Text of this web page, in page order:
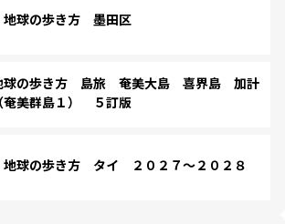
球の歩き方 墨田区
球の歩き方 島旅 奄美大島 喜界島 加計
奄美群島１） ５訂版
球の歩き方 タイ ２０２７～２０２８